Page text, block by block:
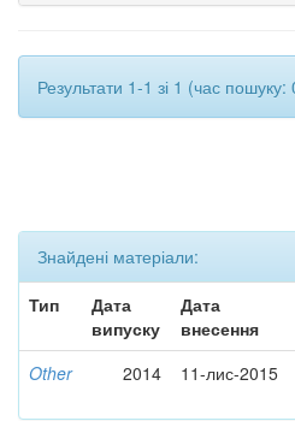
Результати 1-1 зі 1 (час
Знайдені матеріали:
Тип
Дата
випуску
Дата
внесення
Other 2014 11-лис-2015